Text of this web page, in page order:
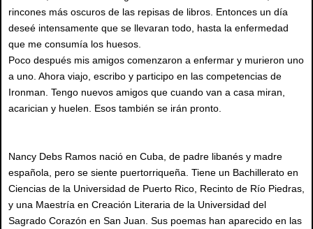
rincones más oscuros de las repisas de libros. Entonces un día
deseé intensamente que se llevaran todo, hasta la enfermedad
que me consumía los huesos.
Poco después mis amigos comenzaron a enfermar y murieron uno
a uno. Ahora viajo, escribo y participo en las competencias de
Ironman. Tengo nuevos amigos que cuando van a casa miran,
acarician y huelen. Esos también se irán pronto.
Nancy Debs Ramos nació en Cuba, de padre libanés y madre
española, pero se siente puertorriqueña. Tiene un Bachillerato en
Ciencias de la Universidad de Puerto Rico, Recinto de Río Piedras,
y una Maestría en Creación Literaria de la Universidad del
Sagrado Corazón en San Juan. Sus poemas han aparecido en las